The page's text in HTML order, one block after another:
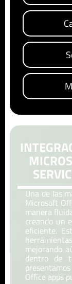
Una de las
Microsoft
manera
creando un
eficiente.
mejorando
dentro de
Office apps